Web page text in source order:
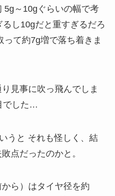
5g～10gぐらいの幅で考
し10gだと重すぎるだろ
って約7g増で落ち着きま
見事に吹っ飛んでしま
でした…
うと それも怪しく、結
点だったのかと。
ら）はタイヤ径を約